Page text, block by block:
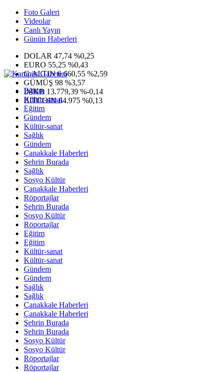
Foto Galeri
Videolar
Canlı Yayın
Günün Haberleri
DOLAR 47,74 %0,25
EURO 55,25 %0,43
G.ALTIN6.660,55 %2,59
GÜMÜŞ 98 %3,57
IMKB 13.779,39 %-0,14
BITCOIN64.975 %0,13
Eğitim
Kültür-sanat
Eğitim
Gündem
Kültür-sanat
Sağlık
Gündem
Çanakkale Haberleri
Şehrin Burada
Sağlık
Sosyo Kültür
Çanakkale Haberleri
Röportajlar
Şehrin Burada
Sosyo Kültür
Röportajlar
Eğitim
Eğitim
Kültür-sanat
Kültür-sanat
Gündem
Gündem
Sağlık
Sağlık
Çanakkale Haberleri
Çanakkale Haberleri
Şehrin Burada
Şehrin Burada
Sosyo Kültür
Sosyo Kültür
Röportajlar
Röportajlar